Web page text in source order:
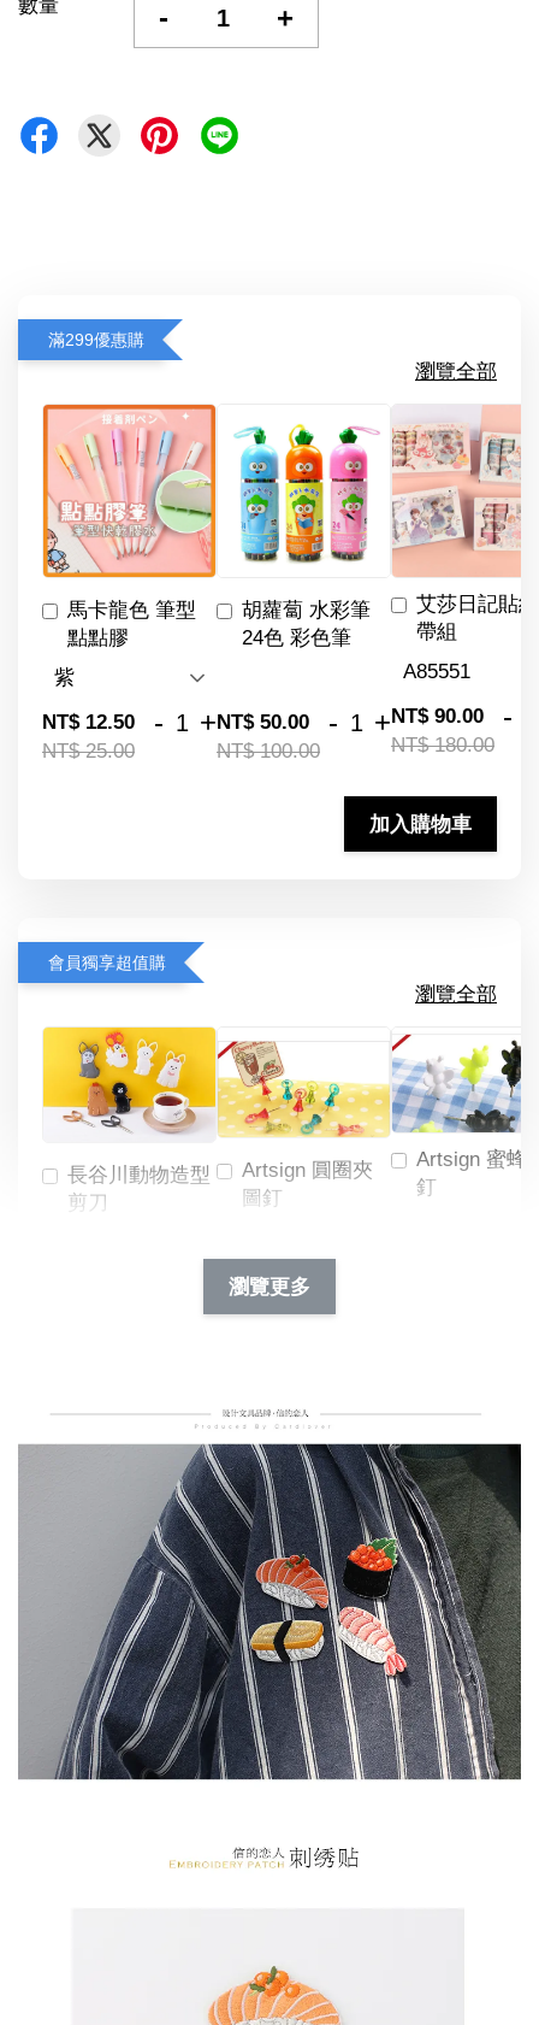
數量 - +
滿299優惠購
瀏覽全部
馬卡龍色 筆型
點點膠
NT$ 12.50
NT$ 25.00
- +
胡蘿蔔 水彩筆
24色 彩色筆
NT$ 50.00
NT$ 100.00
- +
艾莎日記貼
帶組
NT$ 90.00
NT$ 180.00
-
加入購物車
會員獨享超值購
瀏覽全部
長谷川動物造型
剪刀
Artsign 圓圈夾
圖釘
NT$ 19.00
NT$ 66.00
Artsign 蜜蜂
釘
瀏覽更多